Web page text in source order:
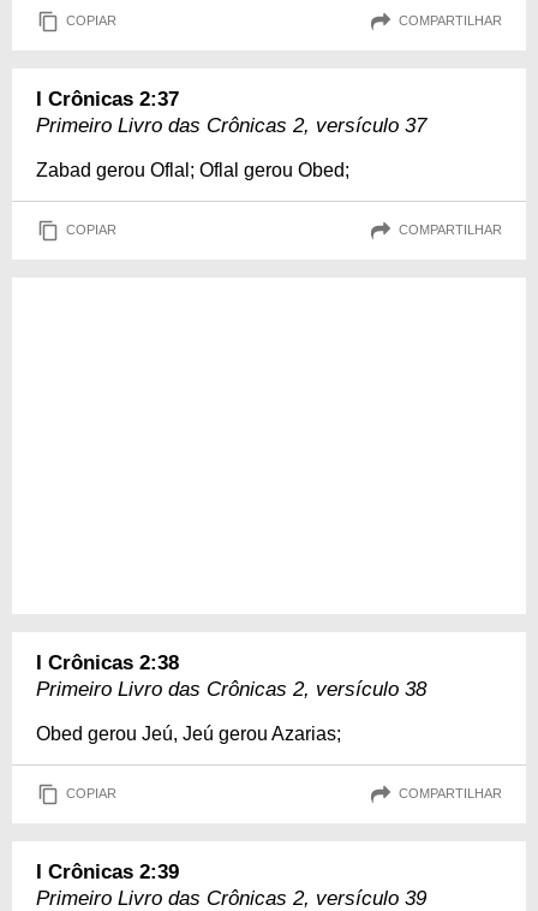
COPIAR COMPARTILHAR
I Crônicas 2:37
Primeiro Livro das Crônicas 2, versículo 37
Zabad gerou Oflal; Oflal gerou Obed;
COPIAR COMPARTILHAR
I Crônicas 2:38
Primeiro Livro das Crônicas 2, versículo 38
Obed gerou Jeú, Jeú gerou Azarias;
COPIAR COMPARTILHAR
I Crônicas 2:39
Primeiro Livro das Crônicas 2, versículo 39